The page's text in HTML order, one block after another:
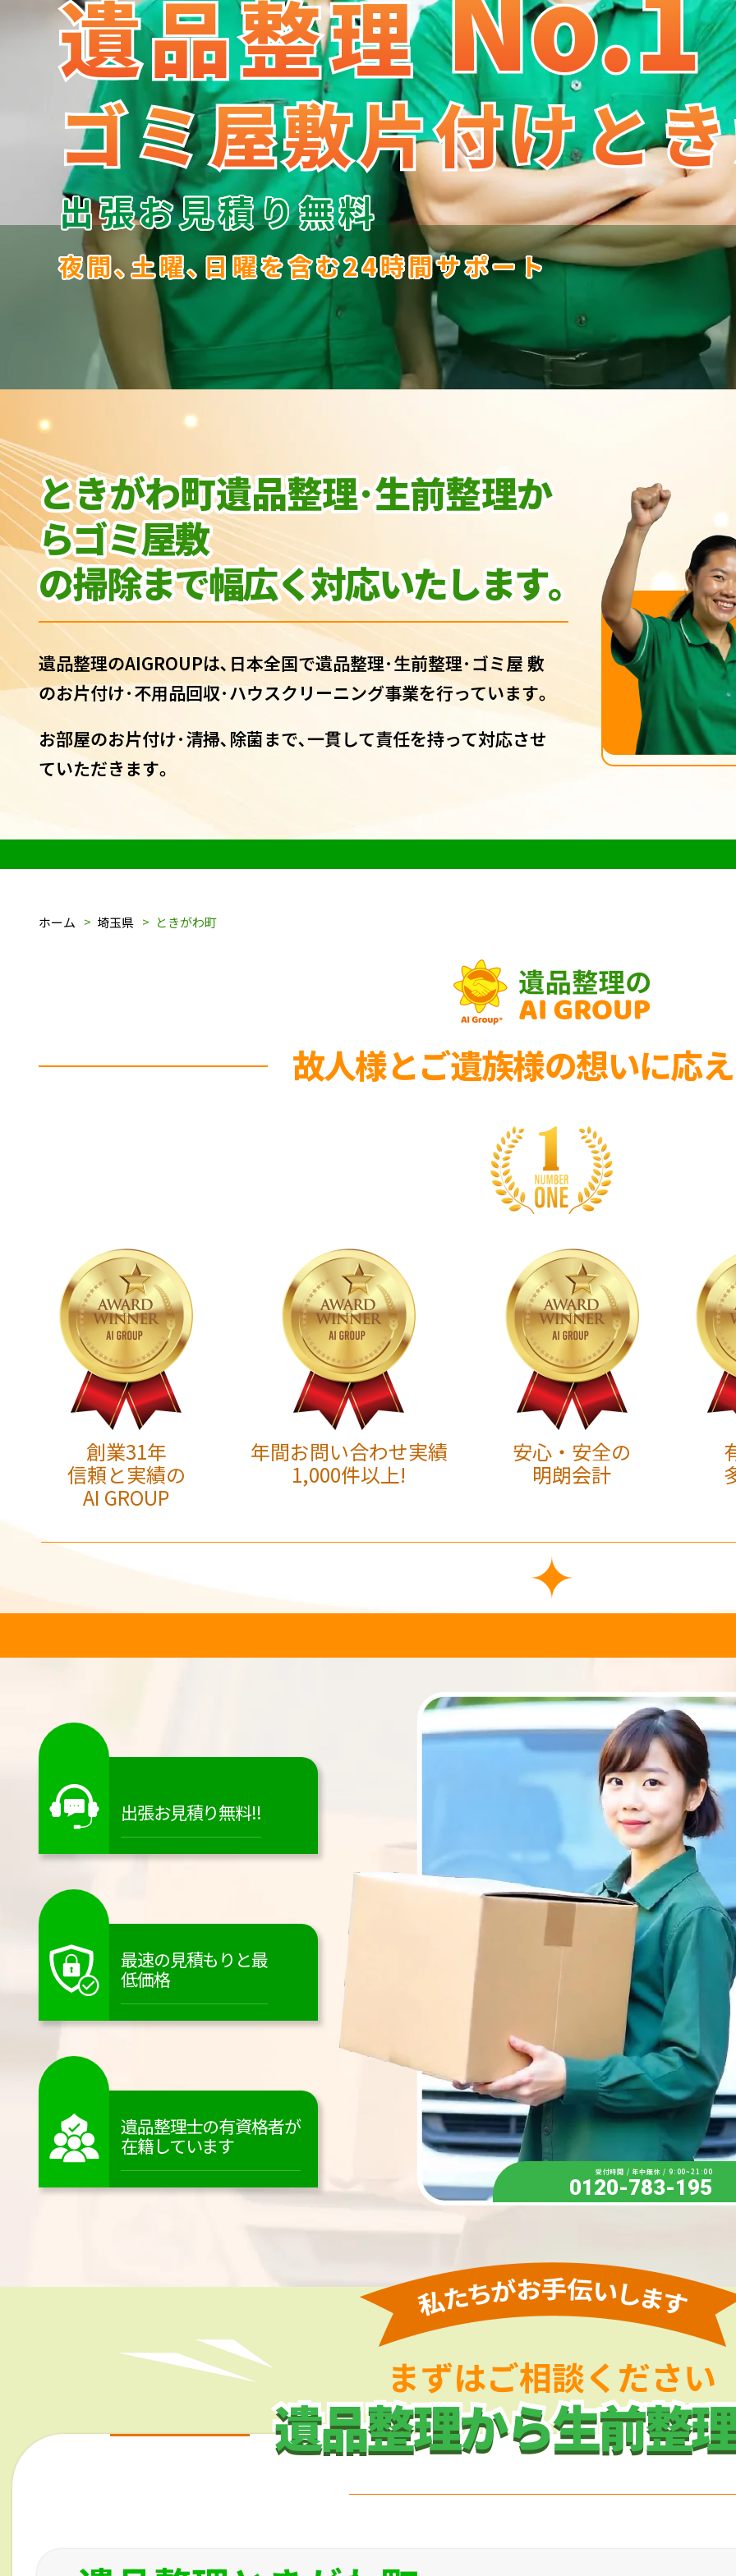
遺品整理
ゴミ屋敷片付けと
遺品整理
ゴミ屋敷片付けと
出張お見積り無料
夜間､土曜､日曜を含む24時間サポート
ときがわ町遺品整理･生前整理か
らゴミ屋敷
の掃除まで幅広く対応いたします｡
遺品整理のAIGROUPは､日本全国で遺品整理･生前整理･ゴミ屋 敷
のお片付け･不用品回収･ハウスクリーニング事業を行っています｡
お部屋のお片付け･清掃､除菌まで､一貫して責任を持って対応させ
ていただきます｡
ホーム 埼玉県 ときがわ町
故人様とご遺族様の想いに応
創業31年
信頼と実績の
AI GROUP
年間お問い合わせ実績
1,000件以上!
安心・安全の
明朗会計
出張お見積り無料!!
最速の見積もりと最
低価格
遺品整理士の有資格者が
在籍しています
受付時間 / 年中無休 / 9:00~21:00
0120-783-195
まずはご相談ください
遺品整理から生前整
遺品整理から生前整